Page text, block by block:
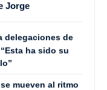
Jorge
delegaciones de
ha sido su
mueven al ritmo